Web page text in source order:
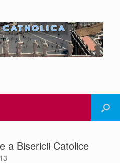
a Bisericii Catolice